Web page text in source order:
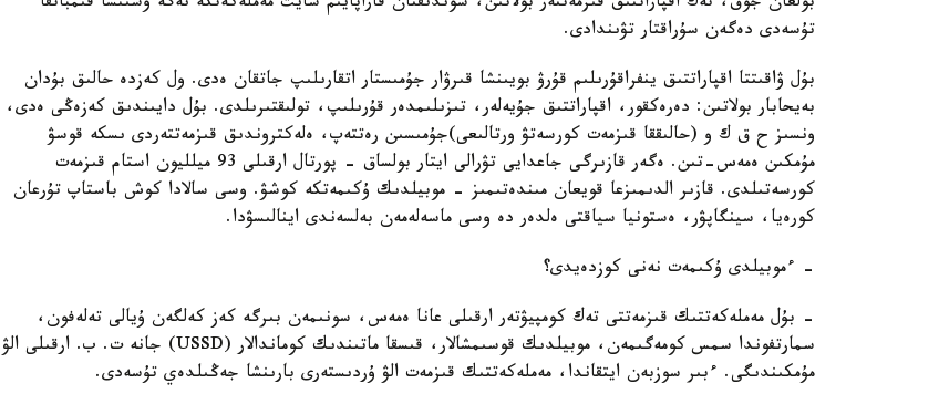
تۇسەدى دەگەن سۇراقتار تۋىندادى.
بۇل ۋاقىتتا اقپاراتتىق ينفراقۇرىلىم قۇرۋ بويىنشا قىرۋار جۇمىستار اتقارىلىپ جاتقان ەدى. ول كەزدە حالىق بۇدان
بەيحابار بولاتىن: دەرەكقور، اقپاراتتىق جۇيەلەر، تىزىلىمدەر قۇرىلىپ، تولىقتىرىلدى. بۇل دايىندىق كەزەڭى ەدى،
ونسىز ح ق ك و (حالىققا قىزمەت كورسەتۋ ورتالىعى)جۇمىسىن رەتتەپ، ەلەكتروندىق قىزمەتتەردى ىسكە قوسۋ
مۇمكىن ەمەس-تىن. ەگەر قازىرگى جاعدايى تۋرالى ايتار بولساق - پورتال ارقىلى 93 ميلليون استام قىزمەت
كورسەتىلدى. قازىر الدىمىزعا قويعان مىندەتىمىز - موبيلدىك ۇكىمەتكە كوشۋ. وسى سالادا كوش باستاپ تۇرعان
كورەيا، سينگاپۋر، ەستونيا سياقتى ەلدەر دە وسى ماسەلەمەن بەلسەندى اينالىسۋدا.
- ءموبيلدى ۇكىمەت نەنى كوزدەيدى؟
- بۇل مەملەكەتتىك قىزمەتتى تەك كومپيۋتەر ارقىلى عانا ەمەس، سونىمەن بىرگە كەز كەلگەن ۇيالى تەلەفون،
سمارتفوندا سمس كومەگىمەن، موبيلدىك قوسىمشالار، قىسقا ماتىندىك كوماندالار (USSD) جانە ت. ب. ارقىلى الۋ
مۇمكىندىگى. ءبىر سوزبەن ايتقاندا، مەملەكەتتىك قىزمەت الۋ ۇردىستەرى بارىنشا جەڭىلدەي تۇسەدى.